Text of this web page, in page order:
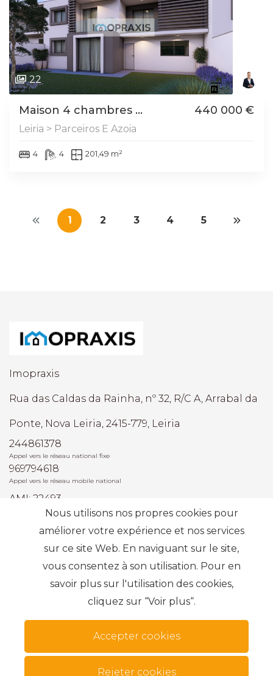
22
Maison 4 chambres ... 440 000 €
Leiria > Parceiros E Azoia
4 4 201,49 m²
1 2 3 4 5
Imopraxis
Rua das Caldas da Rainha, nº 32, R/C A, Arrabal da
Ponte, Nova Leiria, 2415-779, Leiria
244861378
Appel vers le réseau national fixe
969794618
Appel vers le réseau mobile national
AMI: 22493
Recherches les plus fréquentes
S'abonner
Termes et conditions
Modes alternatifs de résolution des conflits
Nous utilisons nos propres cookies pour
améliorer votre expérience et nos services
sur ce site Web. En naviguant sur le site,
vous consentez à son utilisation. Pour en
savoir plus sur l'utilisation des cookies,
cliquez sur “Voir plus“.
Accepter cookies
Rejeter cookies